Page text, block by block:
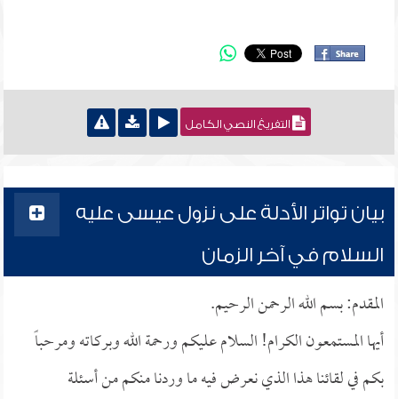
التفريغ النصي الكامل
بيان تواتر الأدلة على نزول عيسى عليه
السلام في آخر الزمان
المقدم: بسم الله الرحمن الرحيم.
أيها المستمعون الكرام! السلام عليكم ورحمة الله وبركاته ومرحباً
بكم في لقائنا هذا الذي نعرض فيه ما وردنا منكم من أسئلة